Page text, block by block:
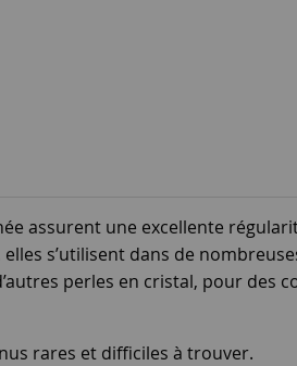
assurent une excellente
s’utilisent dans de
perles en cristal, pour des
rares et difficiles à trouver.